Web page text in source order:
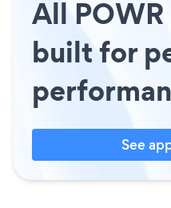
All
built for
See